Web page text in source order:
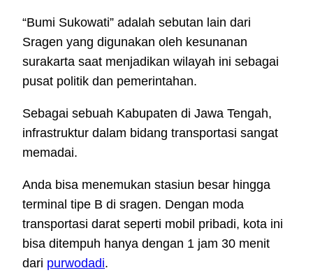
“Bumi Sukowati” adalah sebutan lain dari
Sragen yang digunakan oleh kesunanan
surakarta saat menjadikan wilayah ini sebagai
pusat politik dan pemerintahan.
Sebagai sebuah Kabupaten di Jawa Tengah,
infrastruktur dalam bidang transportasi sangat
memadai.
Anda bisa menemukan stasiun besar hingga
terminal tipe B di sragen. Dengan moda
transportasi darat seperti mobil pribadi, kota ini
bisa ditempuh hanya dengan 1 jam 30 menit
dari purwodadi.